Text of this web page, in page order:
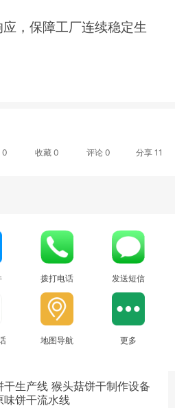
，保障工厂连续稳定生
0 收藏 0 评论 0 分享11
拨打电话 发送短信
地图导航 更多
干生产线 猴头菇饼干制作设备
味饼干流水线